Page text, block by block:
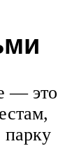
— это
парку